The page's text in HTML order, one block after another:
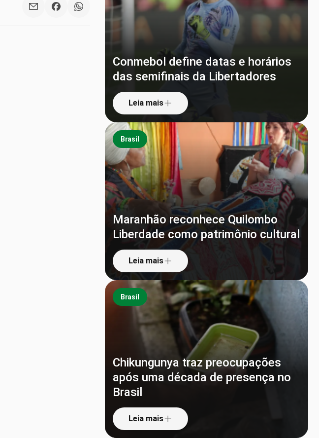
Conmebol define datas e horários
das semifinais da Libertadores
Leia mais
Brasil
Maranhão reconhece Quilombo
Liberdade como patrimônio cultural
Leia mais
Brasil
Chikungunya traz preocupações
após uma década de presença no
Brasil
Leia mais